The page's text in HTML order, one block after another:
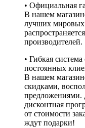
• Официальная
В нашем
лучших мировых
производителей.
• Гибкая
постоянных
В нашем
скидками,
предложениями.
дисконтная
от стоимости
ждут подарки!